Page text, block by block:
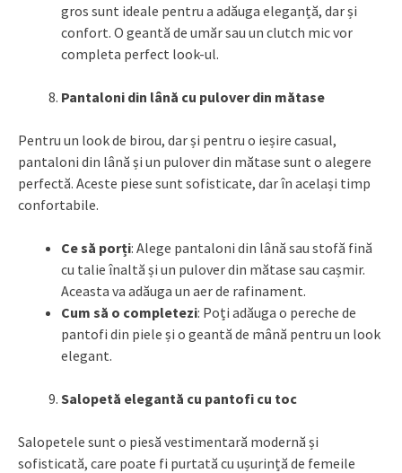
gros sunt ideale pentru a adăuga eleganță, dar și
confort. O geantă de umăr sau un clutch mic vor
completa perfect look-ul.
Pantaloni din lână cu pulover din mătase
Pentru un look de birou, dar și pentru o ieșire casual,
pantaloni din lână și un pulover din mătase sunt o alegere
perfectă. Aceste piese sunt sofisticate, dar în același timp
confortabile.
Ce să porți: Alege pantaloni din lână sau stofă fină
cu talie înaltă și un pulover din mătase sau cașmir.
Aceasta va adăuga un aer de rafinament.
Cum să o completezi: Poți adăuga o pereche de
pantofi din piele și o geantă de mână pentru un look
elegant.
Salopetă elegantă cu pantofi cu toc
Salopetele sunt o piesă vestimentară modernă și
sofisticată, care poate fi purtată cu ușurință de femeile